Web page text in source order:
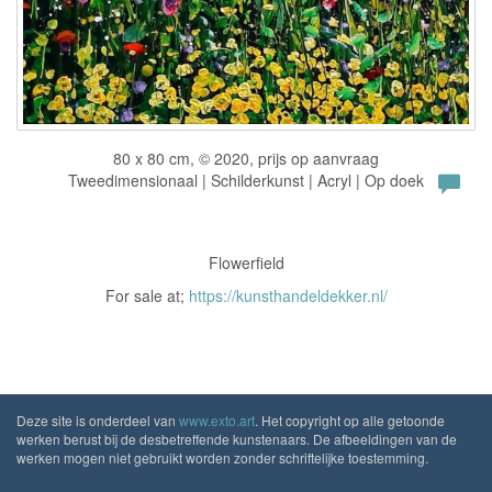
80 x 80 cm, © 2020, prijs op aanvraag
Tweedimensionaal | Schilderkunst | Acryl | Op doek
Flowerfield
For sale at; https://kunsthandeldekker.nl/
Deze site is onderdeel van www.exto.art. Het copyright op alle getoonde
werken berust bij de desbetreffende kunstenaars. De afbeeldingen van de
werken mogen niet gebruikt worden zonder schriftelijke toestemming.